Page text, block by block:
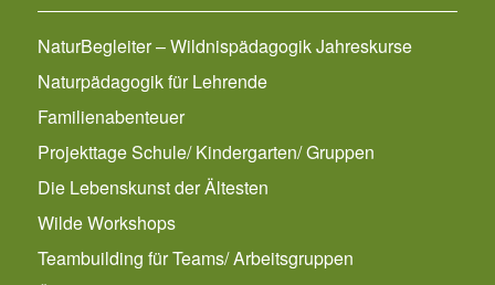
NaturBegleiter – Wildnispädagogik Jahreskurse
Naturpädagogik für Lehrende
Familienabenteuer
Projekttage Schule/ Kindergarten/ Gruppen
Die Lebenskunst der Ältesten
Wilde Workshops
Teambuilding für Teams/ Arbeitsgruppen